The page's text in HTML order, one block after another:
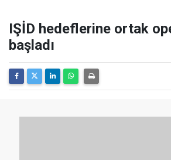
IŞİD hedeflerine ortak
başladı